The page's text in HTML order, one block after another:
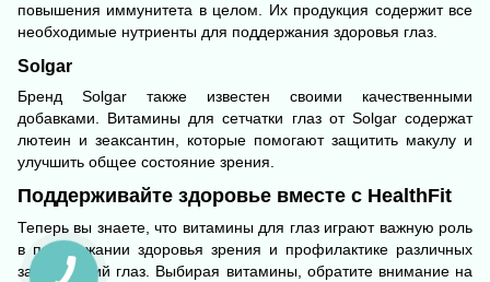
повышения иммунитета в целом. Их продукция содержит все
необходимые нутриенты для поддержания здоровья глаз.
Solgar
Бренд Solgar также известен своими качественными
добавками. Витамины для сетчатки глаз от Solgar содержат
лютеин и зеаксантин, которые помогают защитить макулу и
улучшить общее состояние зрения.
Поддерживайте здоровье вместе с HealthFit
Теперь вы знаете, что витамины для глаз играют важную роль
в поддержании здоровья зрения и профилактике различных
заболеваний глаз. Выбирая витамины, обратите внимание на